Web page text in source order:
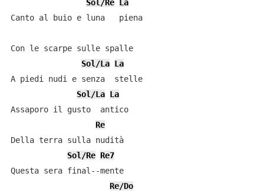
Sol/Re La
Canto al buio e luna   piena
Con le scarpe sulle spalle
Sol/La La
A piedi nudi e senza  stelle
Sol/La La
Assaporo il gusto  antico
Re
Della terra sulla nudità
Sol/Re Re7
Questa sera final--mente
Re/Do